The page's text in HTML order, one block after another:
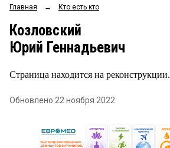
ОБЩЕСТВО
ЗАКОН
Главная → Кто есть кто
Козловский
Юрий Геннадьевич
Страница находится на реконструкции.
Обновлено 22 ноября 2022